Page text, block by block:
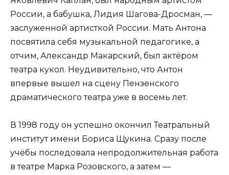
России, а бабушка, Лидия Шагова-Дросман, —
заслуженной артисткой России. Мать Антона
посвятила себя музыкальной педагогике, а
отчим, Александр Макарский, был актёром
театра кукол. Неудивительно, что Антон
впервые вышел на сцену Пензенского
драматического театра уже в восемь лет.
В 1998 году он успешно окончил Театральный
институт имени Бориса Щукина. Сразу после
учёбы последовала непродолжительная работа
в театре Марка Розовского, а затем —